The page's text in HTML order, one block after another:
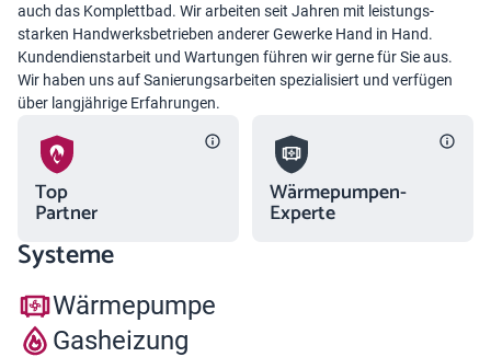
auch das Komplett­bad. Wir arbeiten seit Jahren mit leistungs­
starken Handwerksbetrieben anderer Gewerke Hand in Hand.
Kunden­dienstarbeit und Wartungen führen wir gerne für Sie aus.
Wir haben uns auf Sanierungs­arbeiten spezialisiert und verfügen
über lang­jährige Erfahrungen.
Top
Partner
Wärmepumpen-
Experte
Systeme
Wärmepumpe
Gasheizung